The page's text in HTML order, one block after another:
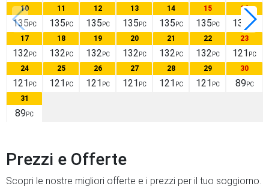
10
135 PC
11
135 PC
12
135 PC
13
135 PC
14
135 PC
15
135 PC
16
132PC
17
132 PC
18
132 PC
19
132 PC
20
132 PC
21
132 PC
22
132 PC
23
121 PC
24
121 PC
25
121 PC
26
121 PC
27
121 PC
28
121 PC
29
121 PC
30
89 PC
31
89 PC
Prezzi e Offerte
Scopri le nostre migliori offerte e i prezzi per il tuo soggiorno.